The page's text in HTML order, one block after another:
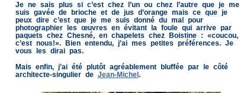
Je ne sais plus si c’est chez l’un ou chez l’autre que je me
suis gavée de brioche et de jus d’orange mais ce que je
peux dire c’est que je me suis donné du mal pour
photographier les œuvres en évitant la foule qui arrive par
paquets chez Chesné, en chapelets chez Boistine : «coucou,
c’est nous!». Bien entendu, j’ai mes petites préférences. Je
vous les dirai pas.
Mais enfin, j’ai été plutôt agréablement bluffée par le côté
architecte-singulier de Jean-Michel .